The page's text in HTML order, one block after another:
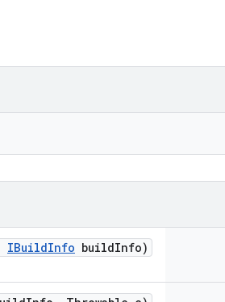
IBuildInfo buildInfo)